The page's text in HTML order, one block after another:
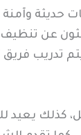
وآمنة
يبحثون عن
يتم تدريب
كذلك